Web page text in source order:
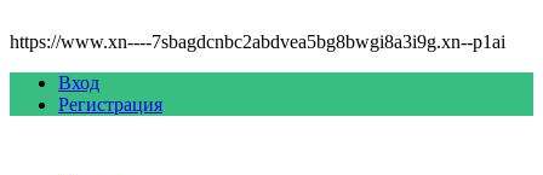
https://www.xn----7sbagdcnbc2abdvea5bg8bwgi8a3i9g.xn--p1ai
Вход
Регистрация